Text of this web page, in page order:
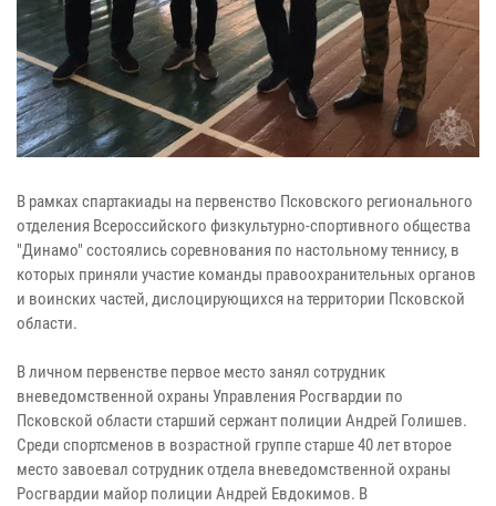
В рамках спартакиады на первенство Псковского регионального
отделения Всероссийского физкультурно-спортивного общества
"Динамо" состоялись соревнования по настольному теннису, в
которых приняли участие команды правоохранительных органов
и воинских частей, дислоцирующихся на территории Псковской
области.
В личном первенстве первое место занял сотрудник
вневедомственной охраны Управления Росгвардии по
Псковской области старший сержант полиции Андрей Голишев.
Среди спортсменов в возрастной группе старше 40 лет второе
место завоевал сотрудник отдела вневедомственной охраны
Росгвардии майор полиции Андрей Евдокимов. В